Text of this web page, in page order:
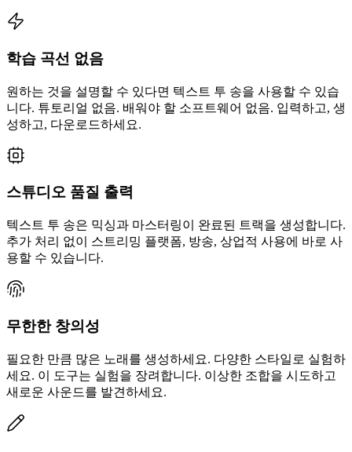
학습 곡선 없음
원하는 것을 설명할 수 있다면 텍스트 투 송을 사용할 수 있습
니다. 튜토리얼 없음. 배워야 할 소프트웨어 없음. 입력하고, 생
성하고, 다운로드하세요.
스튜디오 품질 출력
텍스트 투 송은 믹싱과 마스터링이 완료된 트랙을 생성합니다.
추가 처리 없이 스트리밍 플랫폼, 방송, 상업적 사용에 바로 사
용할 수 있습니다.
무한한 창의성
필요한 만큼 많은 노래를 생성하세요. 다양한 스타일로 실험하
세요. 이 도구는 실험을 장려합니다. 이상한 조합을 시도하고
새로운 사운드를 발견하세요.